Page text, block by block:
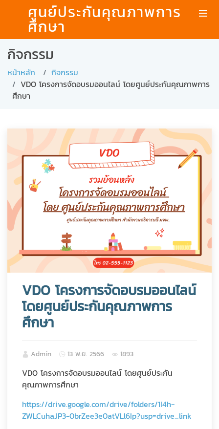
ศูนย์ประกันคุณภาพการ
ศึกษา
กิจกรรม
หน้าหลัก
กิจกรรม
VDO โครงการจัดอบรมออนไลน์ โดยศูนย์ประกันคุณภาพการ
ศึกษา
VDO โครงการจัดอบรมออนไลน์
โดยศูนย์ประกันคุณภาพการ
ศึกษา
Admin 13 พ.ย. 2566 1893
VDO โครงการจัดอบรมออนไลน์ โดยศูนย์ประกัน
คุณภาพการศึกษา
https://drive.google.com/drive/folders/1I4h-
ZWLCuhaJP3-0brZee3e0atVLl6Ip?usp=drive_link